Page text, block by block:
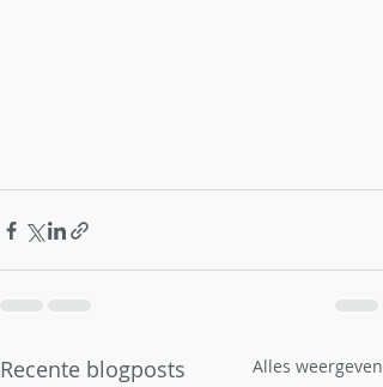
Recente blogposts Alles weergeven